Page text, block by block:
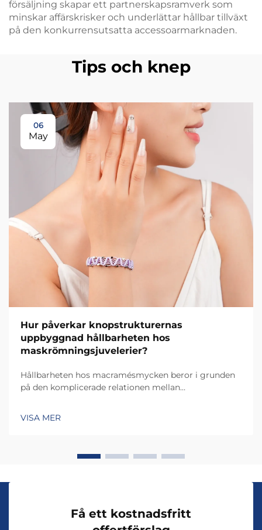
försäljning skapar ett partnerskapsramverk som
minskar affärskrisker och underlättar hållbar tillväxt
på den konkurrensutsatta accessoarmarknaden.
Tips och knep
06
May
Hur påverkar knopstrukturernas
uppbyggnad hållbarheten hos
maskrömningsjuvelerier?
Hållbarheten hos macramésmycken beror i grunden
på den komplicerade relationen mellan
spänningsmönster som avgör hur väl smycket tål
VISA MER
Få ett kostnadsfritt